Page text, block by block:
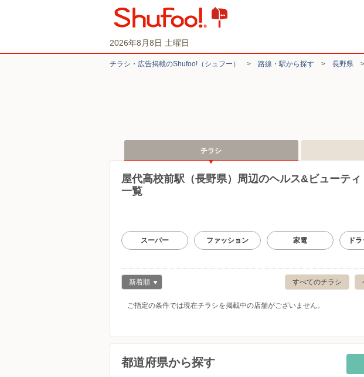
2026年8月8日 土曜日
チラシ・​広告掲載の​Shufoo!​（シュフー） > 路線・駅から探す > 長野県
チラシ
屋代高校前駅（長野県）周辺のヘルス&ビューテ
一覧
スーパー ファッション 家電 ド
すべてのチラシ
新着順
ご指定の条件では現在チラシを掲載中の店舗がございません。
都道府県から探す